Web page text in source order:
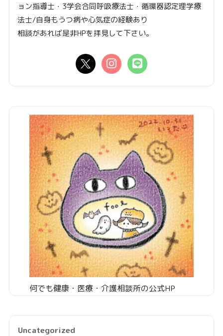
ョン指導士・3学会合同呼吸療法士・循環器認定理学療
法士/自身もうつ病や心気症の経験あり
相談があれば是非HPを拝見して下さい。
何でも健康・医療・介護相談所の公式HP
Uncategorized